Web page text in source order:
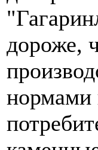
дороже,
нормами